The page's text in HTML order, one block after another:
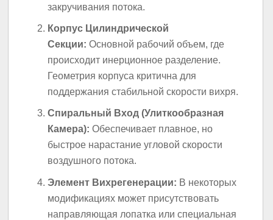
закручивания потока.
Корпус Цилиндрической
Секции: Основной рабочий объем, где
происходит инерционное разделение.
Геометрия корпуса критична для
поддержания стабильной скорости вихря.
Спиральный Вход (Улиткообразная
Камера): Обеспечивает плавное, но
быстрое нарастание угловой скорости
воздушного потока.
Элемент Вихрегенерации: В некоторых
модификациях может присутствовать
направляющая лопатка или специальная